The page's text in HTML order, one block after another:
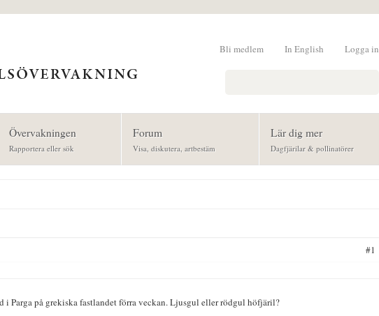
Logga in
In English
Bli medlem
Övervakningen
Rapportera eller sök
Forum
Visa, diskutera, artbestäm
Lär dig mer
Dagfjärilar & pollinatörer
#1
i Parga på grekiska fastlandet förra veckan. Ljusgul eller rödgul höfjäril?